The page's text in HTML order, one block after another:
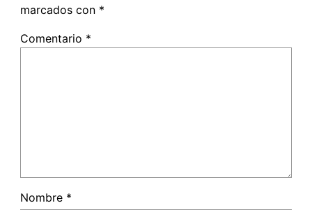
marcados con *
Comentario *
Nombre *